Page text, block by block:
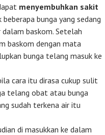
menyembuhkan sakit
bunga yang sedang
baskom. Setelah
baskom dengan mata
bunga telang masuk ke
cara itu dirasa cukup sulit
telang obat atau bunga
sudah terkena air itu
di masukkan ke dalam